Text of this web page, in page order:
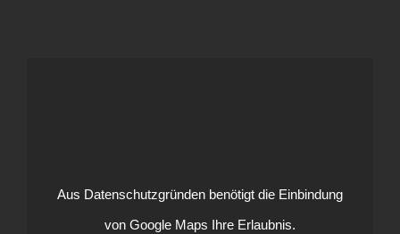
Aus Datenschutzgründen benötigt die Einbindung
von Google Maps Ihre Erlaubnis.